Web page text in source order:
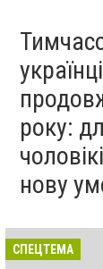
року:
нову
СПЕЦТЕМА